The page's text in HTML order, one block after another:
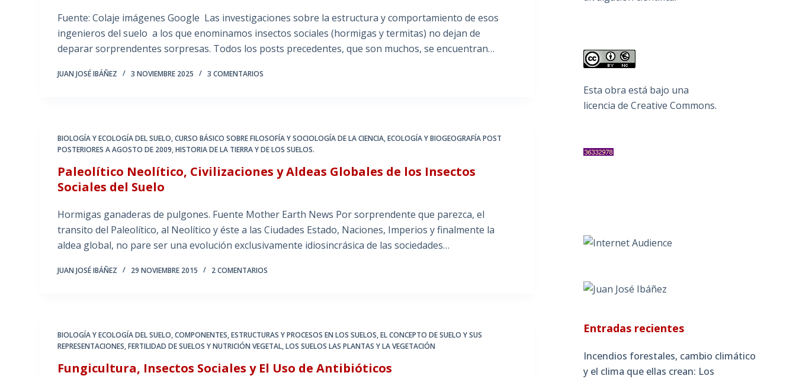
Fuente: Colaje imágenes Google Las investigaciones sobre la estructura y comportamiento de esos
ingenieros del suelo a los que enominamos insectos sociales (hormigas y termitas) no dejan de
deparar sorprendentes sorpresas. Todos los posts precedentes, que son muchos, se encuentran…
JUAN JOSÉ IBÁÑEZ 3 NOVIEMBRE 2025 3 COMENTARIOS
BIOLOGÍA Y ECOLOGÍA DEL SUELO,CURSO BÁSICO SOBRE FILOSOFÍA Y SOCIOLOGÍA DE LA CIENCIA,ECOLOGÍA Y BIOGEOGRAFÍA POST
POSTERIORES A AGOSTO DE 2009,HISTORIA DE LA TIERRA Y DE LOS SUELOS.
Paleolítico Neolítico, Civilizaciones y Aldeas Globales de los Insectos
Sociales del Suelo
Hormigas ganaderas de pulgones. Fuente Mother Earth News Por sorprendente que parezca, el
transito del Paleolítico, al Neolítico y éste a las Ciudades Estado, Naciones, Imperios y finalmente la
aldea global, no pare ser una evolución exclusivamente idiosincrásica de las sociedades…
JUAN JOSÉ IBÁÑEZ 29 NOVIEMBRE 2015 2 COMENTARIOS
BIOLOGÍA Y ECOLOGÍA DEL SUELO,COMPONENTES, ESTRUCTURAS Y PROCESOS EN LOS SUELOS,EL CONCEPTO DE SUELO Y SUS
REPRESENTACIONES,FERTILIDAD DE SUELOS Y NUTRICIÓN VEGETAL,LOS SUELOS LAS PLANTAS Y LA VEGETACIÓN
Fungicultura, Insectos Sociales y El Uso de Antibióticos
Esta obra está bajo una
licencia de Creative Commons.
Entradas recientes
Incendios forestales, cambio climático
y el clima que ellas crean: Los